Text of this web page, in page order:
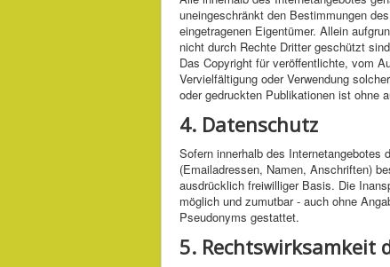
uneingeschränkt den Bestimmungen
eingetragenen Eigentümer. Allein
nicht durch Rechte Dritter geschützt
Das Copyright für veröffentlichte, vom
Vervielfältigung oder Verwendung
oder gedruckten Publikationen ist ohne
4. Datenschutz
Sofern innerhalb des Internetangebotes
(Emailadressen, Namen, Anschriften)
ausdrücklich freiwilliger Basis. Die
möglich und zumutbar - auch ohne
Pseudonyms gestattet.
5. Rechtswirksamkeit